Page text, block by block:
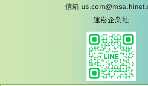
信箱
運崧企業社